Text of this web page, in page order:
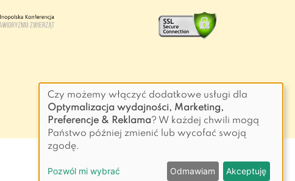
Czy możemy włączyć dodatkowe usługi dla
Optymalizacja wydajności, Marketing,
Preferencje & Reklama? W każdej chwili mogą
Państwo później zmienić lub wycofać swoją
zgodę.
Pozwól mi wybrać Odmawiam Akceptuję